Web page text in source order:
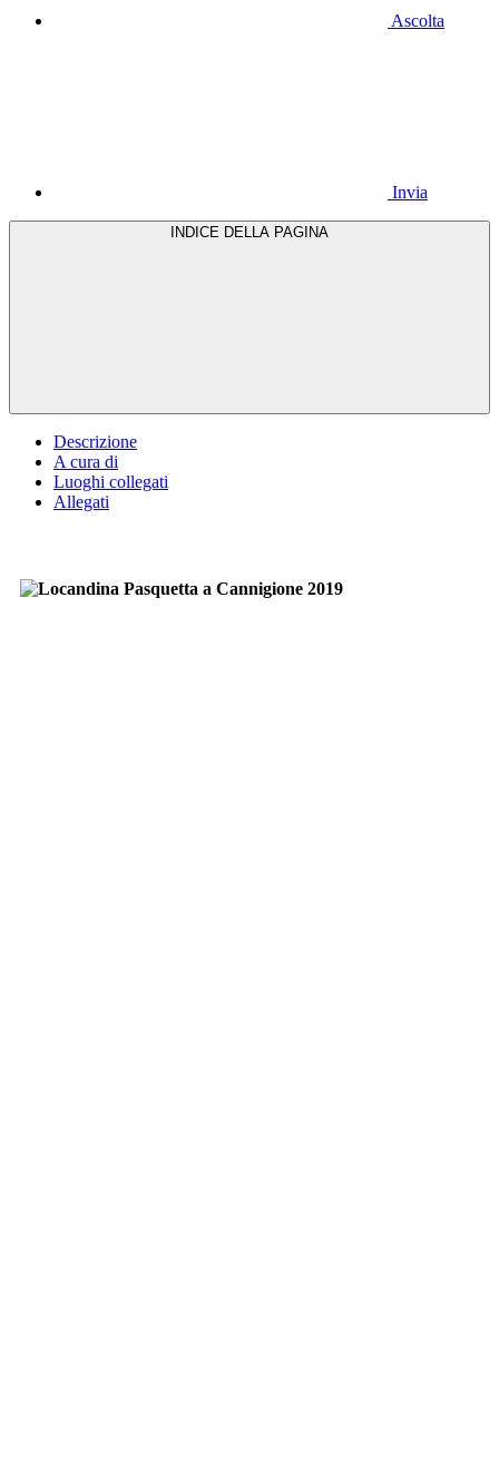
Ascolta
Invia
Descrizione
A cura di
Luoghi collegati
Allegati